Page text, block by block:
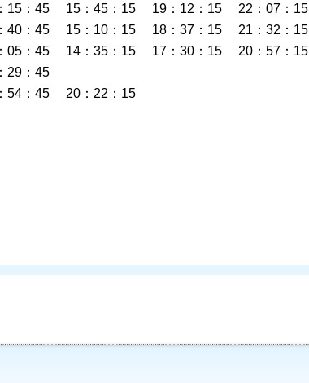
：45 15：45：15 19：12：15 22：07：15
：45 15：10：15 18：37：15 21：32：15
：45 14：35：15 17：30：15 20：57：15
：45
：45 20：22：15